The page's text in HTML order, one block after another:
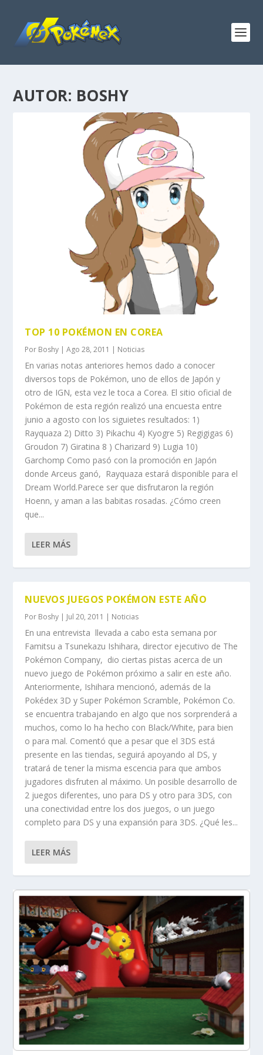
AUTOR: BOSHY
TOP 10 POKÉMON EN COREA
Por Boshy |Ago 28, 2011 | Noticias
En varias notas anteriores hemos dado a conocer
diversos tops de Pokémon, uno de ellos de Japón y
otro de IGN, esta vez le toca a Corea. El sitio oficial de
Pokémon de esta región realizó una encuesta entre
junio a agosto con los siguietes resultados: 1)
Rayquaza 2) Ditto 3) Pikachu 4) Kyogre 5) Regigigas 6)
Groudon 7) Giratina 8 ) Charizard 9) Lugia 10)
Garchomp Como pasó con la promoción en Japón
donde Arceus ganó, Rayquaza estará disponible para el
Dream World.Parece ser que disfrutaron la región
Hoenn, y aman a las babitas rosadas. ¿Cómo creen
que...
LEER MÁS
NUEVOS JUEGOS POKÉMON ESTE AÑO
Por Boshy | Jul 20, 2011 | Noticias
En una entrevista llevada a cabo esta semana por
Famitsu a Tsunekazu Ishihara, director ejecutivo de The
Pokémon Company, dio ciertas pistas acerca de un
nuevo juego de Pokémon próximo a salir en este año.
Anteriormente, Ishihara mencionó, además de la
Pokédex 3D y Super Pokémon Scramble, Pokémon Co.
se encuentra trabajando en algo que nos sorprenderá a
muchos, como lo ha hecho con Black/White, para bien
o para mal. Comentó que a pesar que el 3DS está
presente en las tiendas, seguirá apoyando al DS, y
tratará de tener la misma escencia para que ambos
jugadores disfruten al máximo. Un posible desarrollo de
2 juegos diferentes, uno para DS y otro para 3DS, con
una conectividad entre los dos juegos, o un juego
completo para DS y una expansión para 3DS. ¿Qué les...
LEER MÁS